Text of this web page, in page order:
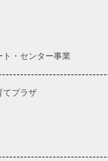
・センター事業
てプラザ